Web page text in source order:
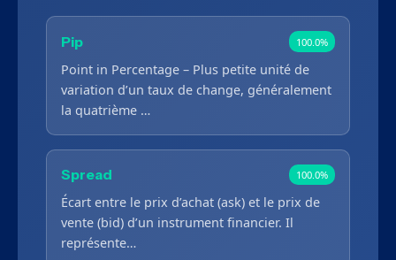
Pip 100.0%
Point in Percentage – Plus petite unité de
variation d’un taux de change, généralement
la quatrième …
Spread 100.0%
Écart entre le prix d’achat (ask) et le prix de
vente (bid) d’un instrument financier. Il
représente…